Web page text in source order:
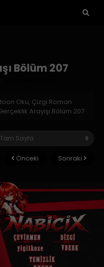
Bölüm 207
Oku, Çizgi Roman
Arayışı Bölüm 207
Önceki Sonraki